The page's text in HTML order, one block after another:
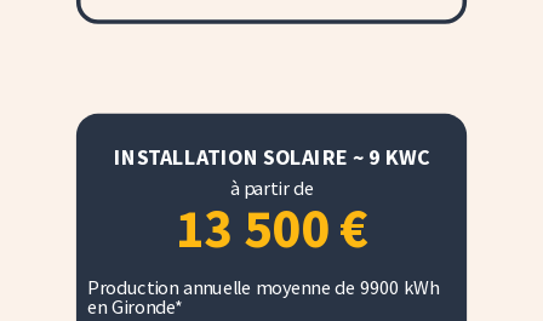
INSTALLATION SOLAIRE ~ 9 KWC
à partir de
13 500€
Production annuelle moyenne de 9900 kWh
en Gironde*